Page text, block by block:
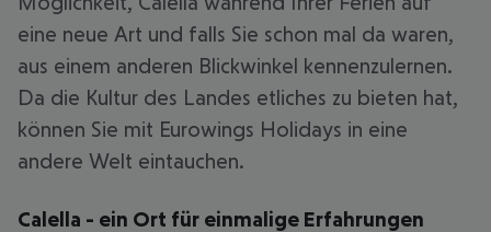
eine neue Art und falls Sie schon mal da waren,
aus einem anderen Blickwinkel kennenzulernen.
Da die Kultur des Landes etliches zu bieten hat,
können Sie mit Eurowings Holidays in eine
andere Welt eintauchen.
Calella - ein Ort für einmalige Erfahrungen